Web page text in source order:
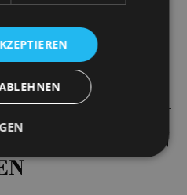
Lebensgefühl ein letztes
bejubelt besungenen
später durch die
seinem
MEHR SEHEN